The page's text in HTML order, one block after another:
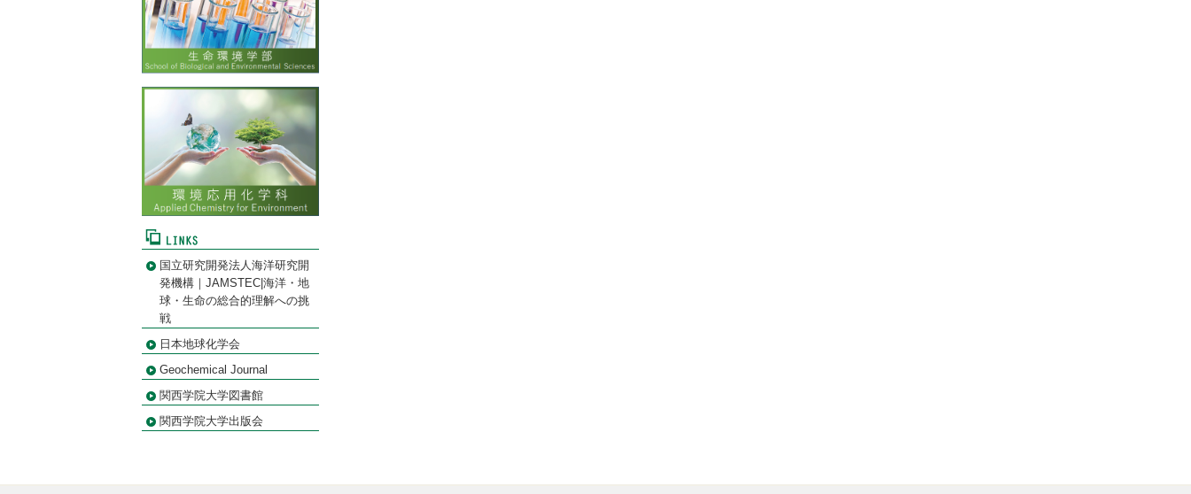
国立研究開発法人海洋研究開
発機構｜JAMSTEC|海洋・地
球・生命の総合的理解への挑
戦
日本地球化学会
Geochemical Journal
関西学院大学図書館
関西学院大学出版会